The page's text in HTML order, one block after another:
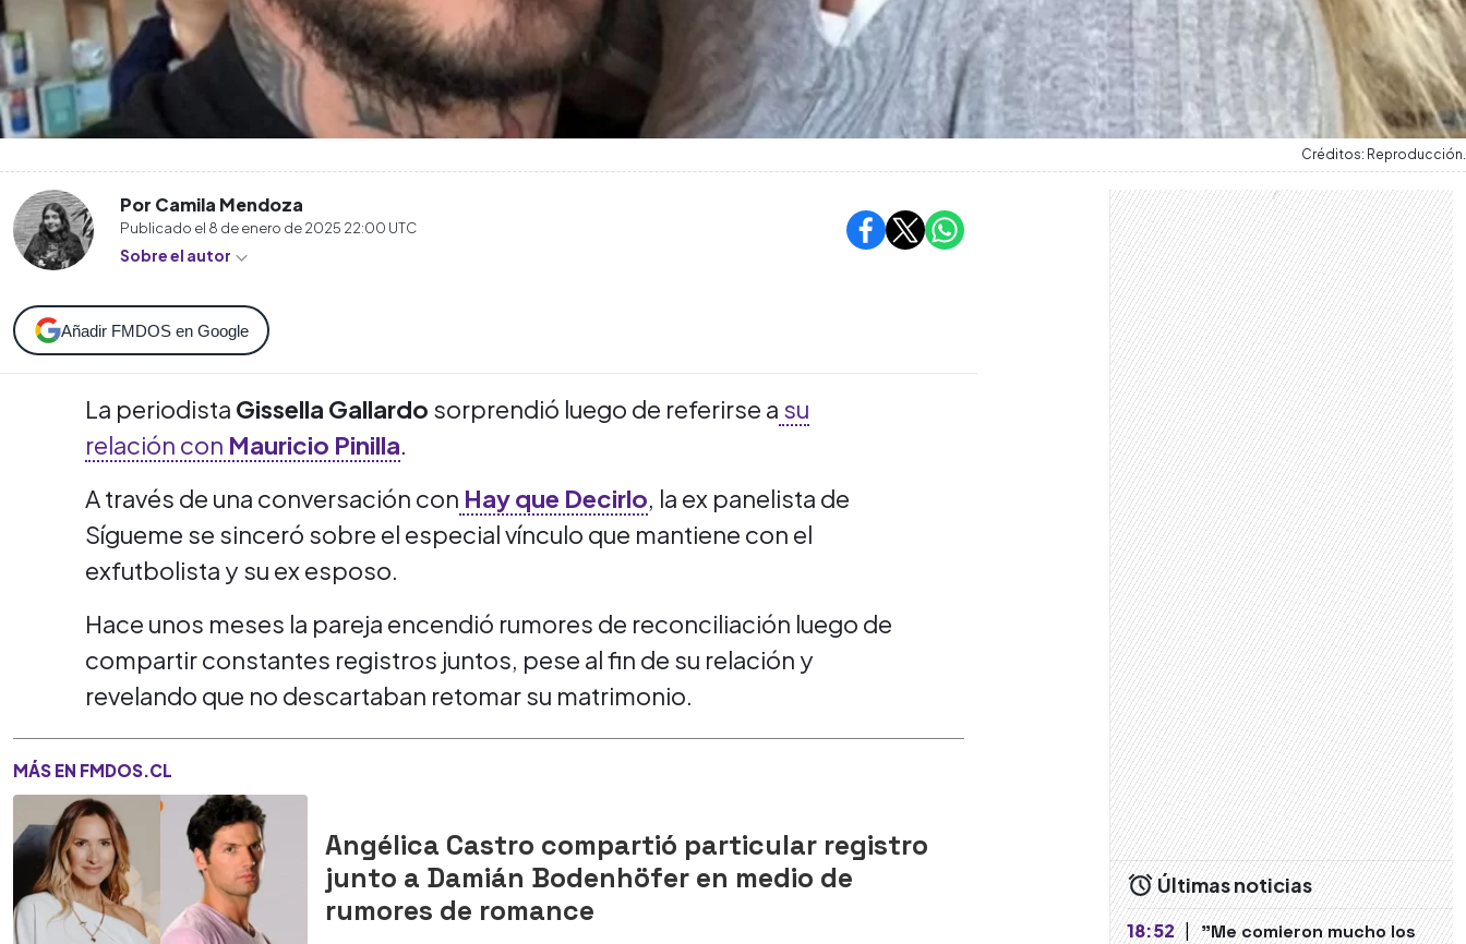
Créditos: Reproducción.
Por Camila Mendoza
Publicado el 8 de enero de 2025 22:00 UTC
Sobre el autor
Añadir FMDOS en Google
La periodista Gissella Gallardo sorprendió luego de referirse a su
relación con Mauricio Pinilla.
A través de una conversación con Hay que Decirlo, la ex panelista de
Sígueme se sinceró sobre el especial vínculo que mantiene con el
exfutbolista y su ex esposo.
Hace unos meses la pareja encendió rumores de reconciliación luego de
compartir constantes registros juntos, pese al fin de su relación y
revelando que no descartaban retomar su matrimonio.
MÁS EN FMDOS.CL
Angélica Castro compartió particular registro
junto a Damián Bodenhöfer en medio de
rumores de romance
Últimas noticias
18:52 | "Me comieron mucho los